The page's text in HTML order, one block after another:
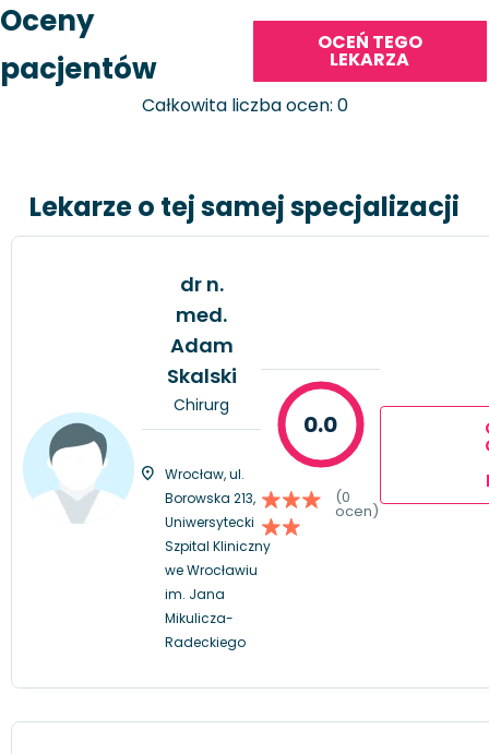
Oceny
pacjentów
OCEŃ TEGO
LEKARZA
Całkowita liczba ocen: 0
Lekarze o tej samej specjalizacji
dr n.
med.
Adam
Skalski
Chirurg
Wrocław, ul.
Borowska 213,
Uniwersytecki
Szpital Kliniczny
we Wrocławiu
im. Jana
Mikulicza-
Radeckiego
0.0
(0
ocen)